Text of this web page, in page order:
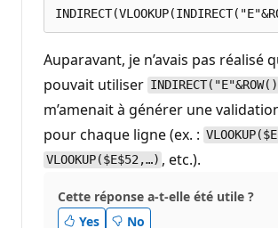
Auparavant, je n’avais pas réalisé
pouvait utiliser
m’amenait à générer une
pour chaque ligne (ex. :
VLOOKUP($E$52,…) , etc.).
Cette réponse a-t-elle été utile ?
Yes
No